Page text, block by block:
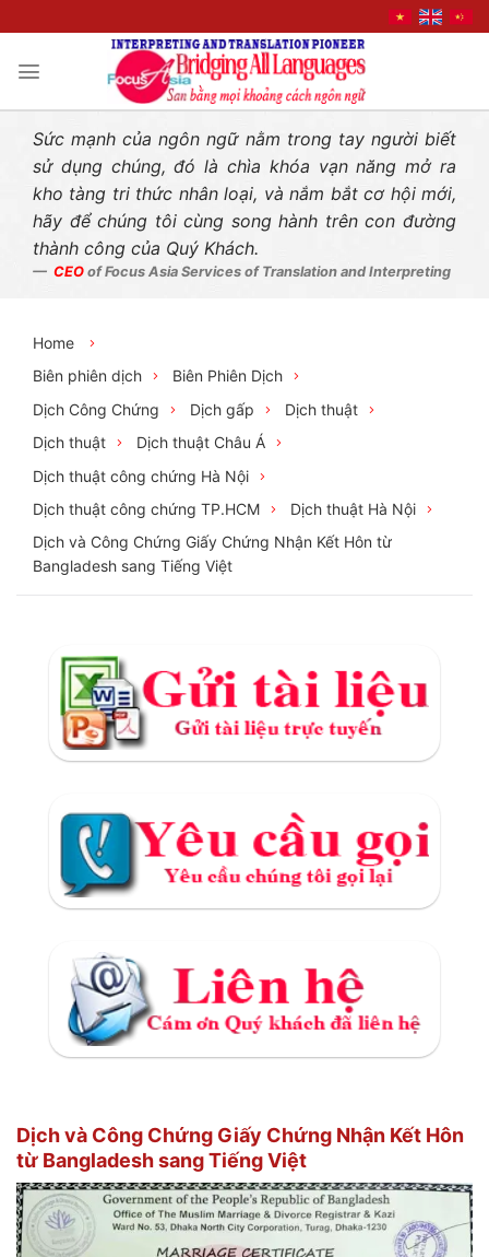
Sức mạnh của ngôn ngữ nằm trong tay người biết
sử dụng chúng, đó là chìa khóa vạn năng mở ra
kho tàng tri thức nhân loại, và nắm bắt cơ hội mới,
hãy để chúng tôi cùng song hành trên con đường
thành công của Quý Khách.
CEO of Focus Asia Services of Translation and Interpreting
Home
Biên phiên dịch
Biên Phiên Dịch
Dịch Công Chứng
Dịch gấp
Dịch thuật
Dịch thuật
Dịch thuật Châu Á
Dịch thuật công chứng Hà Nội
Dịch thuật công chứng TP.HCM
Dịch thuật Hà Nội
Dịch và Công Chứng Giấy Chứng Nhận Kết Hôn từ
Bangladesh sang Tiếng Việt
Dịch và Công Chứng Giấy Chứng Nhận Kết Hôn
từ Bangladesh sang Tiếng Việt